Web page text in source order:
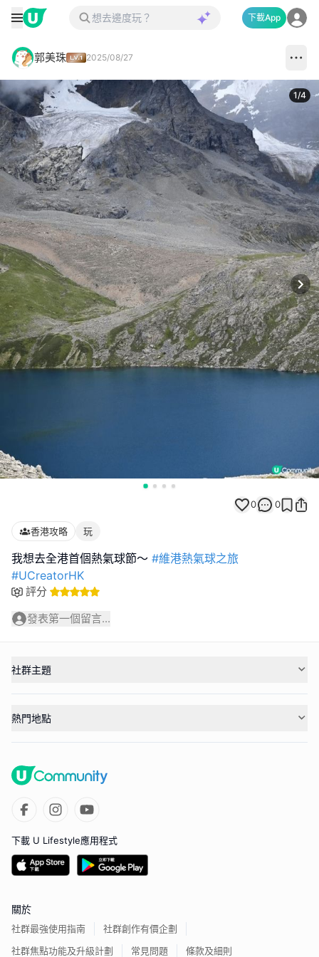
下載App
郭美珠 2025/08/27
1/4
0 0
香港攻略 玩
我想去全港首個熱氣球節～ #維港熱氣球之旅
#UCreatorHK
評分
發表第一個留言...
社群主題
熱門地點
下載 U Lifestyle應用程式
關於
社群最強使用指南
社群創作有價企劃
社群焦點功能及升級計劃
常見問題 條款及細則